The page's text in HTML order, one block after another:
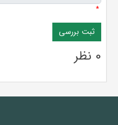
*
0 نظر